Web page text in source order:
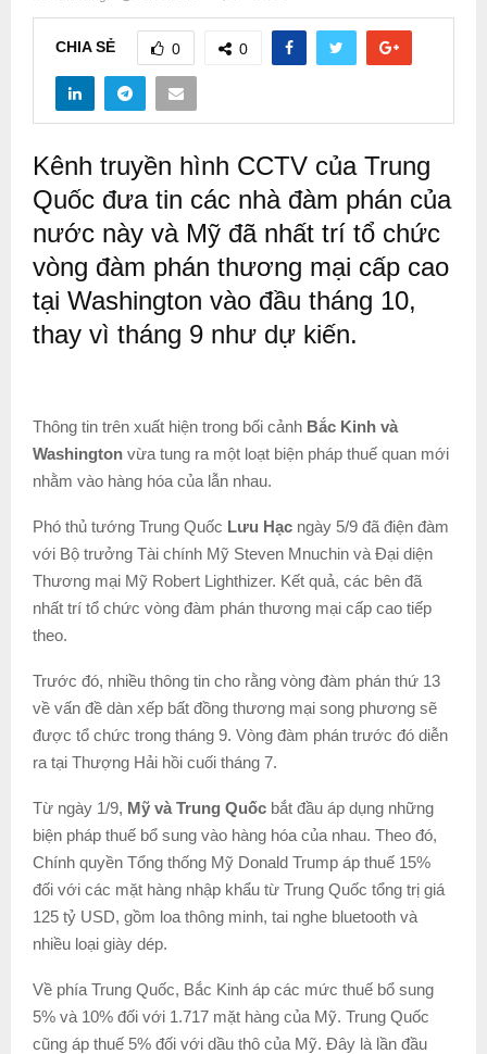
CHIA SẺ 0 0
Kênh truyền hình CCTV của Trung
Quốc đưa tin các nhà đàm phán của
nước này và Mỹ đã nhất trí tổ chức
vòng đàm phán thương mại cấp cao
tại Washington vào đầu tháng 10,
thay vì tháng 9 như dự kiến.
Thông tin trên xuất hiện trong bối cảnh Bắc Kinh và
Washington vừa tung ra một loạt biện pháp thuế quan mới
nhằm vào hàng hóa của lẫn nhau.
Phó thủ tướng Trung Quốc Lưu Hạc ngày 5/9 đã điện đàm
với Bộ trưởng Tài chính Mỹ Steven Mnuchin và Đại diện
Thương mại Mỹ Robert Lighthizer. Kết quả, các bên đã
nhất trí tổ chức vòng đàm phán thương mại cấp cao tiếp
theo.
Trước đó, nhiều thông tin cho rằng vòng đàm phán thứ 13
về vấn đề dàn xếp bất đồng thương mại song phương sẽ
được tổ chức trong tháng 9. Vòng đàm phán trước đó diễn
ra tại Thượng Hải hồi cuối tháng 7.
Từ ngày 1/9, Mỹ và Trung Quốc bắt đầu áp dụng những
biện pháp thuế bổ sung vào hàng hóa của nhau. Theo đó,
Chính quyền Tổng thống Mỹ Donald Trump áp thuế 15%
đối với các mặt hàng nhập khẩu từ Trung Quốc tổng trị giá
125 tỷ USD, gồm loa thông minh, tai nghe bluetooth và
nhiều loại giày dép.
Về phía Trung Quốc, Bắc Kinh áp các mức thuế bổ sung
5% và 10% đối với 1.717 mặt hàng của Mỹ. Trung Quốc
cũng áp thuế 5% đối với dầu thô của Mỹ. Đây là lần đầu